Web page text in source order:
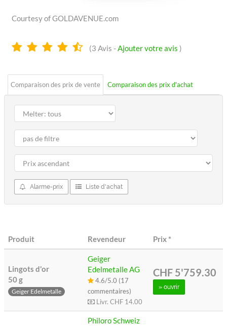
Courtesy of GOLDAVENUE.com
4.7
(3 Avis -Ajouter votre avis )
Comparaison des prix de vente Comparaison des prix d'achat
Alarme-prix Liste d'achat
Produit Revendeur Prix*
Lingots d'or
50 g
Geiger Edelmetalle
Geiger
Edelmetalle AG
4.6/5.0 (17
commentaires)
Livr. CHF 14.00
CHF 5'759.30
» ouvrir
Philoro Schweiz